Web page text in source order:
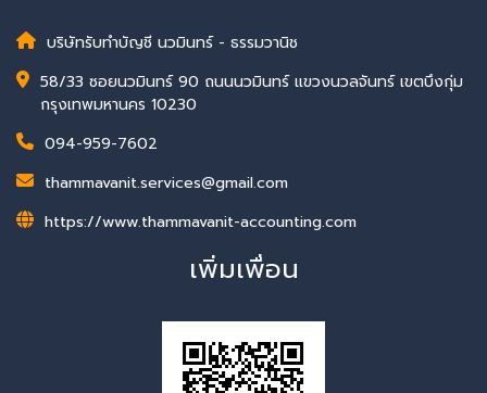
บริษัทรับทำบัญชี นวมินทร์ - ธรรมวานิช
58/33 ซอยนวมินทร์ 90 ถนนนวมินทร์ แขวงนวลจันทร์ เขตบึงกุ่ม
กรุงเทพมหานคร 10230
094-959-7602
thammavanit.services@gmail.com
https://www.thammavanit-accounting.com
เพิ่มเพื่อน